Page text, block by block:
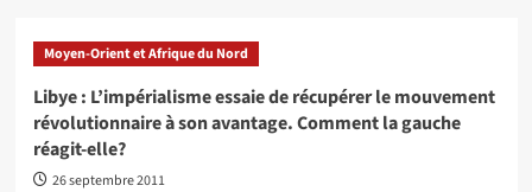
Quel
avenir
la
Libye
après
la
Moyen-Orient et Afrique du Nord
Libye : L’impérialisme essaie de récupérer le mouvement
révolutionnaire à son avantage. Comment la gauche
réagit-elle?
26 septembre 2011